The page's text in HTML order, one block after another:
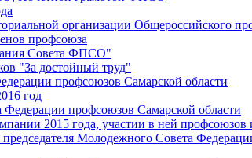
организации Общероссийского
профсоюза
Совета ФПСО"
"За достойный труд"
профсоюзов Самарской области
год
профсоюзов Самарской области
2015 года, участии в ней профсоюзов
Молодежного Совета